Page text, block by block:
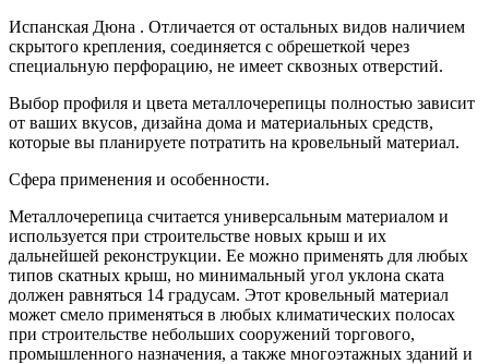
Испанская Дюна . Отличается от остальных видов наличием
скрытого крепления, соединяется с обрешеткой через
специальную перфорацию, не имеет сквозных отверстий.
Выбор профиля и цвета металлочерепицы полностью зависит
от ваших вкусов, дизайна дома и материальных средств,
которые вы планируете потратить на кровельный материал.
Сфера применения и особенности.
Металлочерепица считается универсальным материалом и
используется при строительстве новых крыш и их
дальнейшей реконструкции. Ее можно применять для любых
типов скатных крыш, но минимальный угол уклона ската
должен равняться 14 градусам. Этот кровельный материал
может смело применяться в любых климатических полосах
при строительстве небольших сооружений торгового,
промышленного назначения, а также многоэтажных зданий и